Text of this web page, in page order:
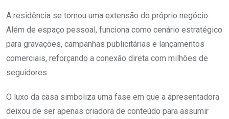
A residência se tornou uma extensão do próprio negócio.
Além de espaço pessoal, funciona como cenário estratégico
para gravações, campanhas publicitárias e lançamentos
comerciais, reforçando a conexão direta com milhões de
seguidores.
O luxo da casa simboliza uma fase em que a apresentadora
deixou de ser apenas criadora de conteúdo para assumir